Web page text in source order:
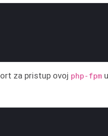
za pristup ovoj php-fpm